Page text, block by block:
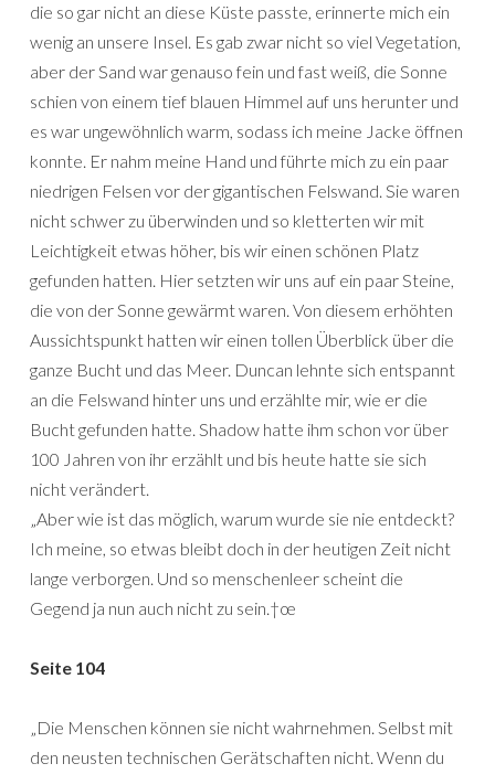
die so gar nicht an diese Küste passte, erinnerte mich ein
wenig an unsere Insel. Es gab zwar nicht so viel Vegetation,
aber der Sand war genauso fein und fast weiß, die Sonne
schien von einem tief blauen Himmel auf uns herunter und
es war ungewöhnlich warm, sodass ich meine Jacke öffnen
konnte. Er nahm meine Hand und führte mich zu ein paar
niedrigen Felsen vor der gigantischen Felswand. Sie waren
nicht schwer zu überwinden und so kletterten wir mit
Leichtigkeit etwas höher, bis wir einen schönen Platz
gefunden hatten. Hier setzten wir uns auf ein paar Steine,
die von der Sonne gewärmt waren. Von diesem erhöhten
Aussichtspunkt hatten wir einen tollen Überblick über die
ganze Bucht und das Meer. Duncan lehnte sich entspannt
an die Felswand hinter uns und erzählte mir, wie er die
Bucht gefunden hatte. Shadow hatte ihm schon vor über
100 Jahren von ihr erzählt und bis heute hatte sie sich
nicht verändert.
„Aber wie ist das möglich, warum wurde sie nie entdeckt?
Ich meine, so etwas bleibt doch in der heutigen Zeit nicht
lange verborgen. Und so menschenleer scheint die
Gegend ja nun auch nicht zu sein.†œ
Seite 104
„Die Menschen können sie nicht wahrnehmen. Selbst mit
den neusten technischen Gerätschaften nicht. Wenn du